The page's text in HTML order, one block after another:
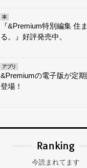
本
『&Premium特別編集 住
る。』好評発売中。
アプリ
&Premiumの電子版が定
登場！
Ranking
今読まれてます